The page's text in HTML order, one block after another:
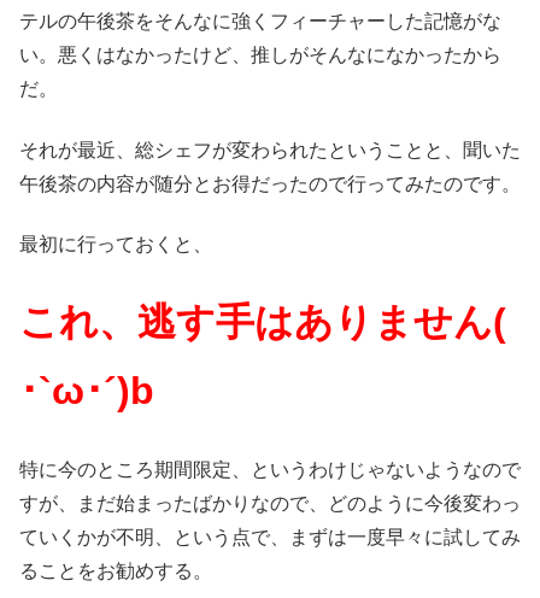
テルの午後茶をそんなに強くフィーチャーした記憶がな
い。悪くはなかったけど、推しがそんなになかったから
だ。
それが最近、総シェフが変わられたということと、聞いた
午後茶の内容が随分とお得だったので行ってみたのです。
最初に行っておくと、
これ、逃す手はありません(
･`ω･´)b
特に今のところ期間限定、というわけじゃないようなので
すが、まだ始まったばかりなので、どのように今後変わっ
ていくかが不明、という点で、まずは一度早々に試してみ
ることをお勧めする。